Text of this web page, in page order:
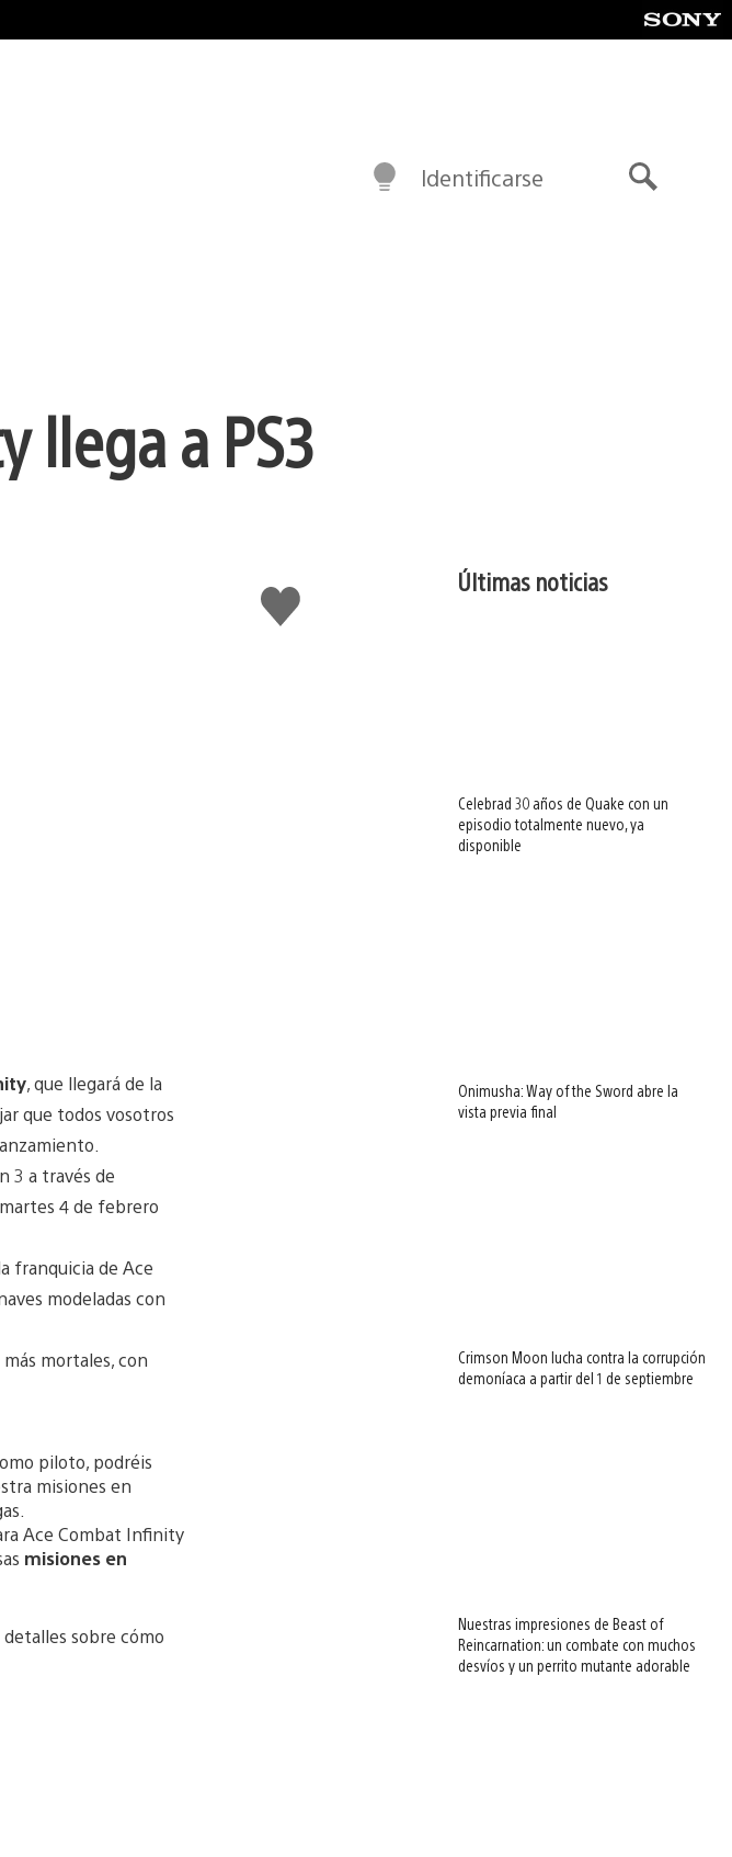
Identificarse
llega a PS3
Me
gusta
, que llegará de la
que todos vosotros
3 a través de
4 de febrero
franquicia de Ace
modeladas con
mortales, con
piloto, podréis
misiones en
Ace Combat Infinity
misiones en
sobre cómo
Últimas noticias
Celebrad 30 años de Quake con un
episodio totalmente nuevo, ya
disponible
Onimusha: Way of the Sword abre la
vista previa final
Crimson Moon lucha contra la corrupción
demoníaca a partir del 1 de septiembre
Nuestras impresiones de Beast of
Reincarnation: un combate con muchos
desvíos y un perrito mutante adorable